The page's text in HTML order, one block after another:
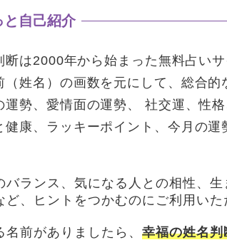
断は2000年から始まった無料占いサ
（姓名）の画数を元にして、総合的
運勢、愛情面の運勢、 社交運、性
健康、ラッキーポイント、今月の運
バランス、気になる人との相性、
ど、ヒントをつかむのにご利用いた
名前がありましたら、 幸福の姓名判